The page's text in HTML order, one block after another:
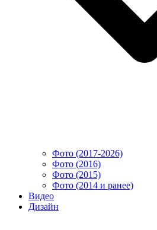
Фото (2017-2026)
Фото (2016)
Фото (2015)
Фото (2014 и ранее)
Видео
Дизайн